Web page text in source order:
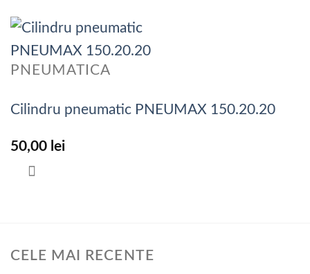
PNEUMATICA
Cilindru pneumatic PNEUMAX 150.20.20
50,00 lei
CELE MAI RECENTE